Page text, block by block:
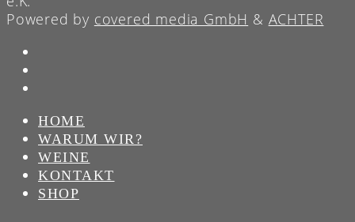
Powered by covered media GmbH & ACHTER
HOME
WARUM WIR?
WEINE
KONTAKT
SHOP